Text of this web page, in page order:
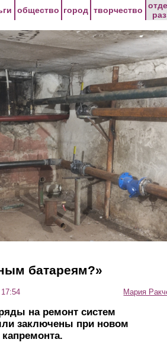
общество город творчество
батареям?»
Мария
на ремонт систем
заключены при новом